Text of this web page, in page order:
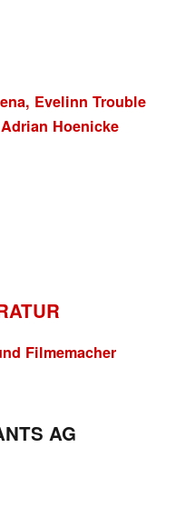
Evelinn Trouble
Hoenicke
Filmemacher
AG